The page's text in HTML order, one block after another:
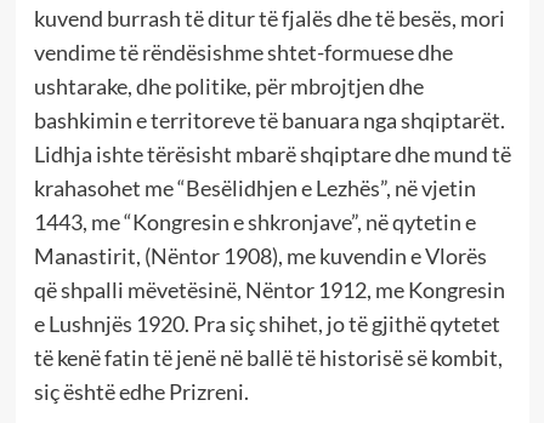
kuvend burrash të ditur të fjalës dhe të besës, mori
vendime të rëndësishme shtet-formuese dhe
ushtarake, dhe politike, për mbrojtjen dhe
bashkimin e territoreve të banuara nga shqiptarët.
Lidhja ishte tërësisht mbarë shqiptare dhe mund të
krahasohet me “Besëlidhjen e Lezhës”, në vjetin
1443, me “Kongresin e shkronjave”, në qytetin e
Manastirit, (Nëntor 1908), me kuvendin e Vlorës
që shpalli mëvetësinë, Nëntor 1912, me Kongresin
e Lushnjës 1920. Pra siç shihet, jo të gjithë qytetet
të kenë fatin të jenë në ballë të historisë së kombit,
siç është edhe Prizreni.